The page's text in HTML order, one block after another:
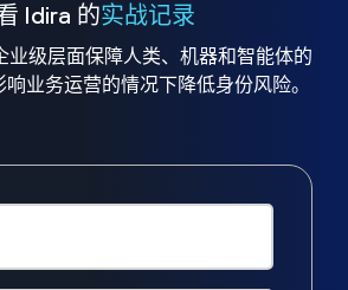
Idira 的实战记录
业级层面保障人类、机器和智能体的
业务运营的情况下降低身份风险。